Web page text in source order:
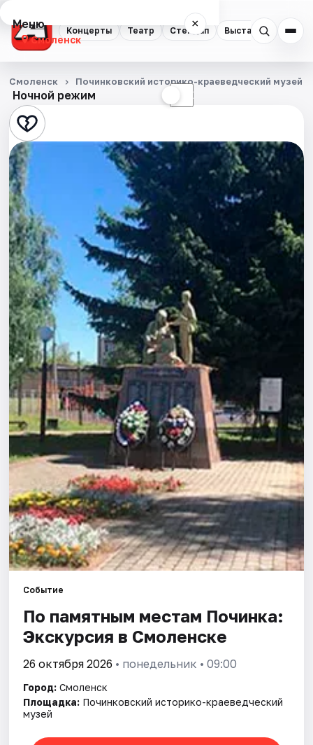
Концерты Театр Стендап Выставки
Меню ×
Смоленск
Концерты
Театр
Стендап
Выставки
Экскурсии
Спорт
События
Города
Площадки
Артисты
Рейтинги
Ночной режим ☾
Смоленск Починковский историко-краеведческий музей
Событие
По памятным местам Починка:
Экскурсия в Смоленске
26 октября 2026 • понедельник • 09:00
Город: Смоленск
Площадка: Починковский историко-краеведческий
музей